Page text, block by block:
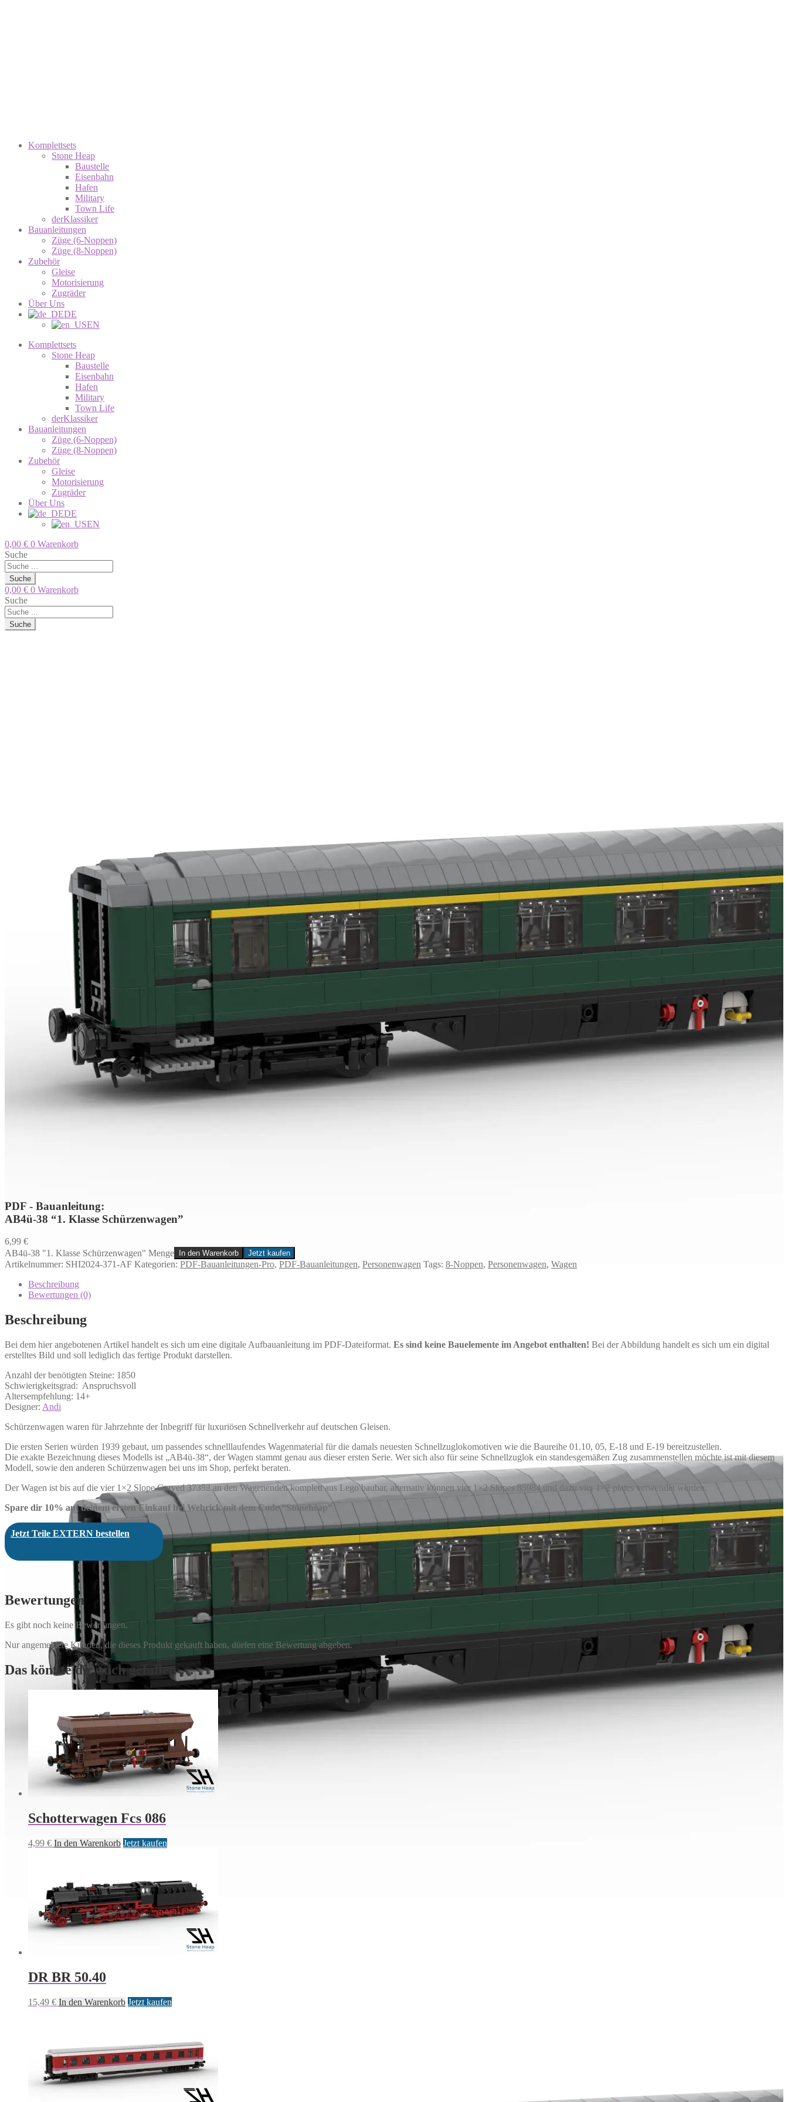
Komplettsets
Stone Heap
Baustelle
Eisenbahn
Hafen
Military
Town Life
derKlassiker
Bauanleitungen
Züge (6-Noppen)
Züge (8-Noppen)
Zubehör
Gleise
Motorisierung
Zugräder
Über Uns
DE
EN
Komplettsets
Stone Heap
Baustelle
Eisenbahn
Hafen
Military
Town Life
derKlassiker
Bauanleitungen
Züge (6-Noppen)
Züge (8-Noppen)
Zubehör
Gleise
Motorisierung
Zugräder
Über Uns
DE
EN
0,00 € 0 Warenkorb
Suche
Suche
0,00 € 0 Warenkorb
Suche
Suche
PDF - Bauanleitung:
AB4ü-38 “1. Klasse Schürzenwagen”
6,99 €
AB4ü-38 "1. Klasse Schürzenwagen" Menge
In den Warenkorb Jetzt kaufen
Artikelnummer: SHI2024-371-AF Kategorien: PDF-Bauanleitungen-Pro, PDF-Bauanleitungen, Personenwagen Tags: 8-Noppen, Personenwagen, Wagen
Beschreibung
Bewertungen (0)
Beschreibung
Bei dem hier angebotenen Artikel handelt es sich um eine digitale Aufbauanleitung im PDF-Dateiformat. Es sind keine Bauelemente im Angebot enthalten! Bei der Abbildung handelt es sich um ein digital
erstelltes Bild und soll lediglich das fertige Produkt darstellen.
Anzahl der benötigten Steine: 1850
Schwierigkeitsgrad: Anspruchsvoll
Altersempfehlung: 14+
Designer: Andi
Schürzenwagen waren für Jahrzehnte der Inbegriff für luxuriösen Schnellverkehr auf deutschen Gleisen.
Die ersten Serien würden 1939 gebaut, um passendes schnelllaufendes Wagenmaterial für die damals neuesten Schnellzuglokomotiven wie die Baureihe 01.10, 05, E-18 und E-19 bereitzustellen.
Die exakte Bezeichnung dieses Modells ist „AB4ü-38“, der Wagen stammt genau aus dieser ersten Serie. Wer sich also für seine Schnellzuglok ein standesgemäßen Zug zusammenstellen möchte ist mit diesem
Modell, sowie den anderen Schürzenwagen bei uns im Shop, perfekt beraten.
Der Wagen ist bis auf die vier 1×2 Slope Curved 37352 an den Wagenenden komplett aus Lego baubar, alternativ können vier 1×2 Slopes 85984 und dazu vier 1×2 plates verwendet werden.
Spare dir 10% auf deinem ersten Einkauf bei Webrick mit dem Code “Stoneheap”
Jetzt Teile EXTERN bestellen
Bewertungen
Es gibt noch keine Bewertungen.
Nur angemeldete Kunden, die dieses Produkt gekauft haben, dürfen eine Bewertung abgeben.
Das könnte dir auch gefallen …
Schotterwagen Fcs 086
4,99 € In den Warenkorb Jetzt kaufen
DR BR 50.40
15,49 € In den Warenkorb Jetzt kaufen